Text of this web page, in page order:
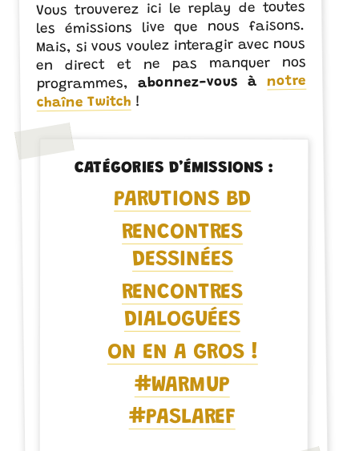
Vous trouverez ici le replay de toutes
les émissions live que nous faisons.
Mais, si vous voulez interagir avec nous
en direct et ne pas manquer nos
programmes,abonnez-vous ànotre
chaîne Twitch !
CATÉGORIES D’ÉMISSIONS :
PARUTIONS BD
RENCONTRES
DESSINÉES
RENCONTRES
DIALOGUÉES
ON EN A GROS !
#WARMUP
#PASLAREF